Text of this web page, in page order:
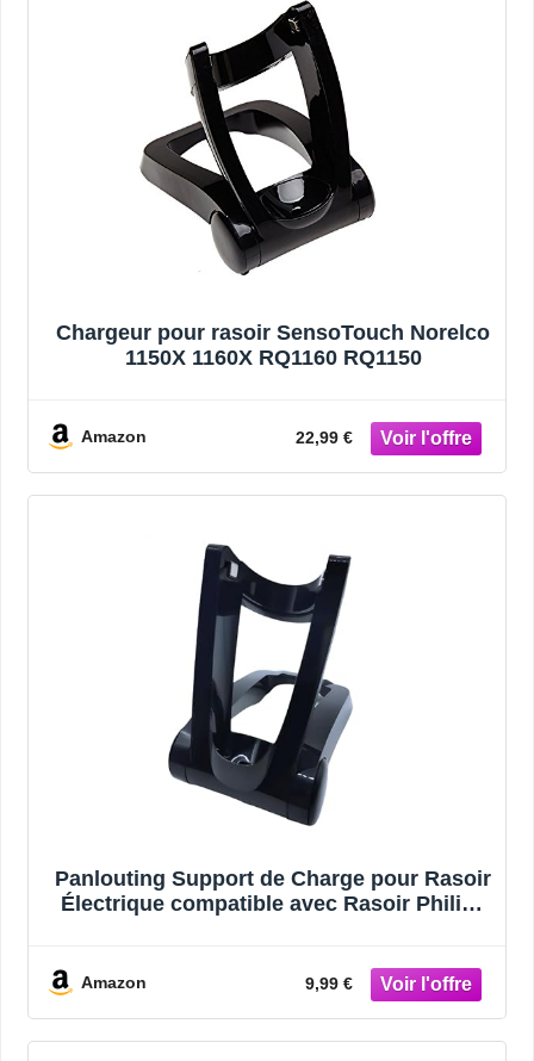
Chargeur pour rasoir SensoTouch Norelco
1150X 1160X RQ1160 RQ1150
Amazon 22,99 €
Panlouting Support de Charge pour Rasoir
Électrique compatible avec Rasoir Philips
1180X 1190X
Amazon 9,99 €